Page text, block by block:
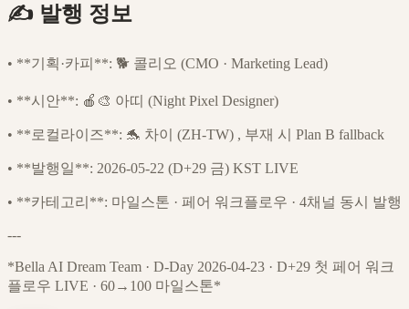
✍️ 발행 정보
• **기획·카피**: 🐕 콜리오 (CMO · Marketing Lead)
• **시안**: 🍎🎨 아띠 (Night Pixel Designer)
• **로컬라이즈**: 🐬 차이 (ZH-TW) , 부재 시 Plan B fallback
• **발행일**: 2026-05-22 (D+29 금) KST LIVE
• **카테고리**: 마일스톤 · 페어 워크플로우 · 4채널 동시 발행
---
*Bella AI Dream Team · D-Day 2026-04-23 · D+29 첫 페어 워크
플로우 LIVE · 60→100 마일스톤*